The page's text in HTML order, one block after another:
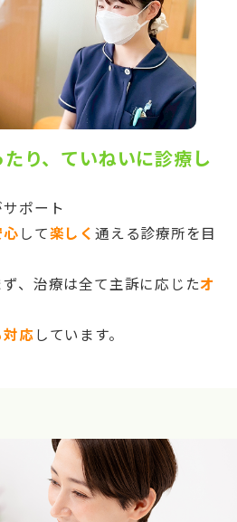
り、ていねいに診療し
サポート
心して楽しく 通える診療所を目
、治療は全て主訴に応じたオ
応しています。